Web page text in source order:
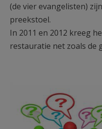
(de vier evangelisten)
preekstoel.
In 2011 en 2012 kreeg
restauratie net zoals de